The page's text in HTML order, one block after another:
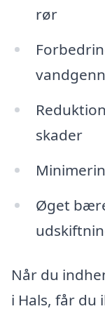
rør
skader
Øget
Når du
i Hals, får du